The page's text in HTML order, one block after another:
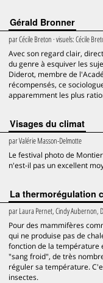
Gérald Bronner
parCécile Breton · visuels:Cécile
Avec son regard clair,
du genre à esquiver les
Diderot, membre de
récompensés, ce
apparemment les plus
Visages du climat
parValérie Masson-Delmotte
Le festival photo de
n'est-il pas un excellent
La thermorégulation
parLaura Pernet, Cindy Aubernon,
Pour des mammifères
qui ne produise pas de
fonction de la température
"sang froid", de très
réguler sa température.
insectes.